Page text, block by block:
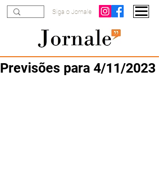
Siga o Jornale
Previsões para 4/11/2023